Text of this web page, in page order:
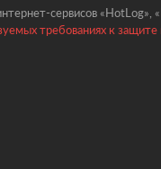
сервисов
требованиях к